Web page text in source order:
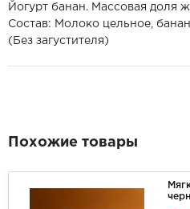
Йогурт банан. Массовая доля
Состав: Молоко цельное,
(Без загустителя)
Похожие товары